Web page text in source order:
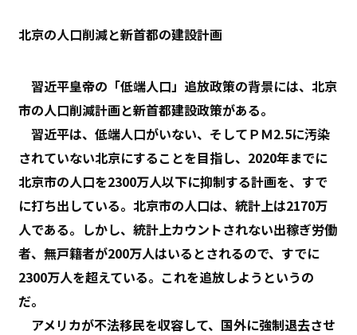
北京の人口削減と新首都の建設計画
習近平皇帝の「低端人口」追放政策の背景には、北京
市の人口削減計画と新首都建設政策がある。
習近平は、低端人口がいない、そしてＰＭ2.5に汚染
されていない北京にすることを目指し、2020年までに
北京市の人口を2300万人以下に抑制する計画を、すで
に打ち出している。北京市の人口は、統計上は2170万
人である。しかし、統計上カウントされない出稼ぎ労働
者、無戸籍者が200万人はいるとされるので、すでに
2300万人を超えている。これを追放しようというの
だ。
アメリカが不法移民を収容して、国外に強制退去させ